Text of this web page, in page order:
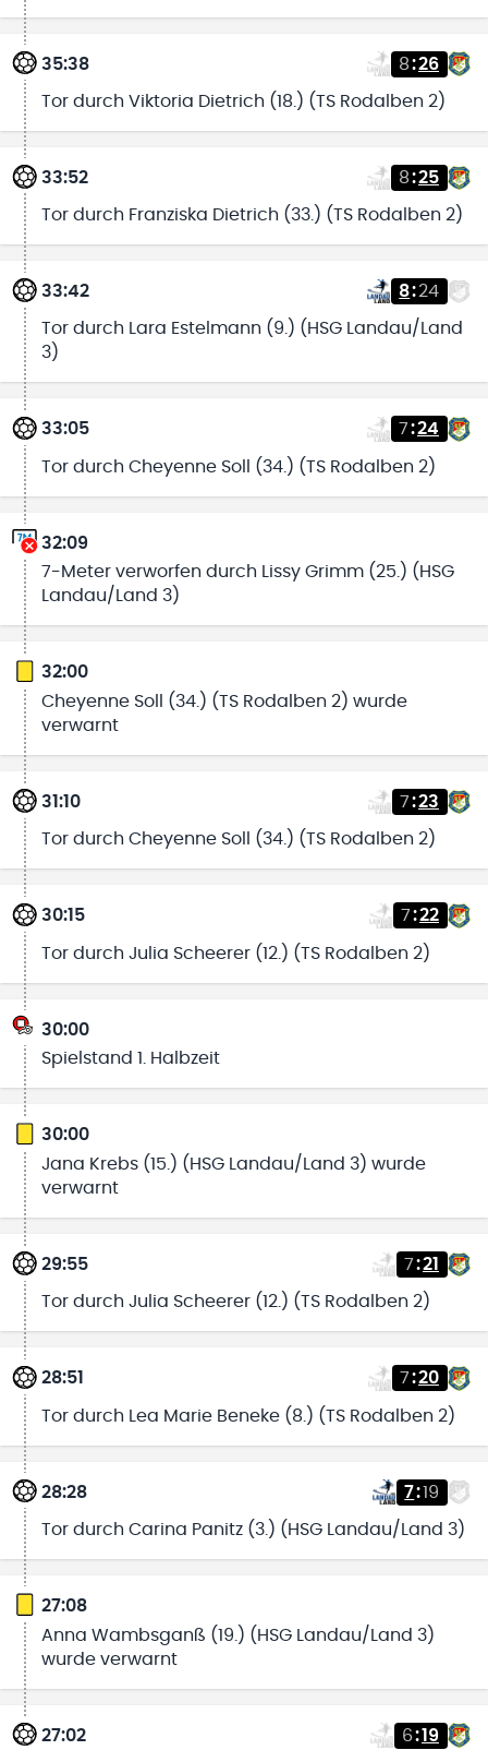
35:38 8:26
Tor durch Viktoria Dietrich (18.) (TS Rodalben 2)
33:52 8:25
Tor durch Franziska Dietrich (33.) (TS Rodalben 2)
33:42 8:24
Tor durch Lara Estelmann (9.) (HSG Landau/Land
3)
33:05 7:24
Tor durch Cheyenne Soll (34.) (TS Rodalben 2)
32:09
7-Meter verworfen durch Lissy Grimm (25.) (HSG
Landau/Land 3)
32:00
Cheyenne Soll (34.) (TS Rodalben 2) wurde
verwarnt
31:10 7:23
Tor durch Cheyenne Soll (34.) (TS Rodalben 2)
30:15 7:22
Tor durch Julia Scheerer (12.) (TS Rodalben 2)
30:00
Spielstand 1. Halbzeit
30:00
Jana Krebs (15.) (HSG Landau/Land 3) wurde
verwarnt
29:55 7:21
Tor durch Julia Scheerer (12.) (TS Rodalben 2)
28:51 7:20
Tor durch Lea Marie Beneke (8.) (TS Rodalben 2)
28:28 7:19
Tor durch Carina Panitz (3.) (HSG Landau/Land 3)
27:08
Anna Wambsganß (19.) (HSG Landau/Land 3)
wurde verwarnt
27:02 6:19